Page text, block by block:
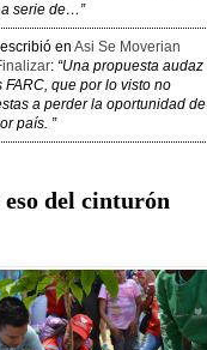
serie de…”
escribió en Asi Se Moverian
: “Una propuesta audaz
FARC, que por lo visto no
a perder la oportunidad de
país. ”
eso del cinturón